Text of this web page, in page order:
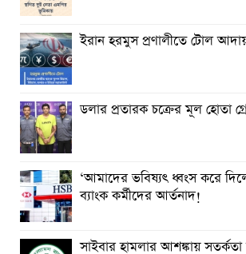
ইরান হরমুস প্রণালীতে টোল
ডলার প্রতারক চক্রের মূল হোতা
‘আমাদের ভবিষ্যৎ ধ্বংস করে
ব্যাংক কর্মীদের আর্তনাদ!
সাইবার হামলার আশঙ্কায়